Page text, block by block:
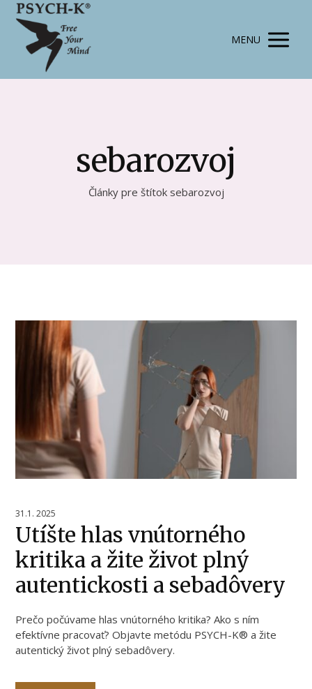
MENU
sebarozvoj
Články pre štítok sebarozvoj
31.1. 2025
Utíšte hlas vnútorného
kritika a žite život plný
autentickosti a sebadôvery
Prečo počúvame hlas vnútorného kritika? Ako s ním
efektívne pracovať? Objavte metódu PSYCH-K® a žite
autentický život plný sebadôvery.